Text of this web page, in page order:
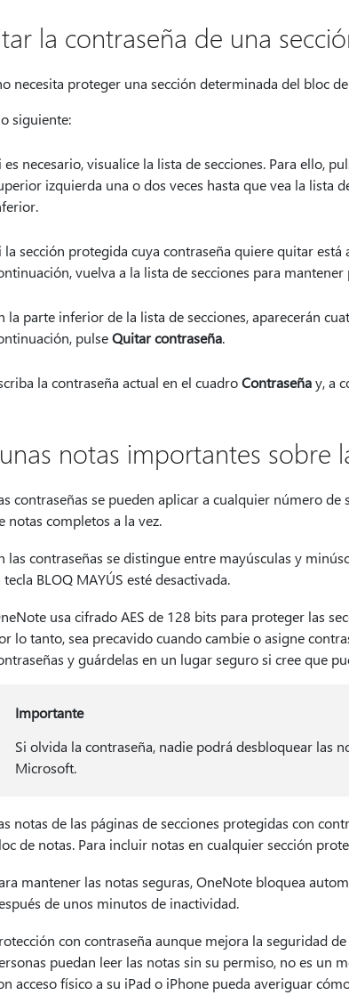
la contraseña de una
necesita proteger una sección determinada del bloc
siguiente:
es necesario, visualice la lista de secciones. Para ello,
izquierda una o dos veces hasta que vea la lista
la sección protegida cuya contraseña quiere quitar
vuelva a la lista de secciones para
la parte inferior de la lista de secciones, aparecerán
pulseQuitar contraseña.
la contraseña actual en el cuadroContraseñay, a
notas importantes sobre
contraseñas se pueden aplicar a cualquier número
notas completos a la vez.
las contraseñas se distingue entre mayúsculas y
tecla BLOQ MAYÚS esté desactivada.
usa cifrado AES de 128 bits para proteger las
lo tanto, sea precavido cuando cambie o asigne
y guárdelas en un lugar seguro si cree que
Importante
Si olvida la contraseña, nadie podrá desbloquear las
Microsoft.
notas de las páginas de secciones protegidas con
de notas. Para incluir notas en cualquier sección
mantener las notas seguras, OneNote bloquea
de unos minutos de inactividad.
con contraseña aunque mejora la seguridad
puedan leer las notas sin su permiso, no es un
acceso físico a su iPad o iPhone pueda averiguar